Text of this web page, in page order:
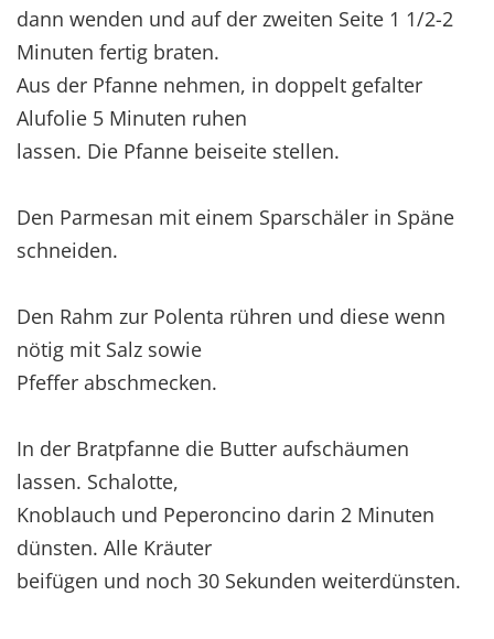
dann wenden und auf der zweiten Seite 1 1/2-2
Minuten fertig braten.
Aus der Pfanne nehmen, in doppelt gefalter
Alufolie 5 Minuten ruhen
lassen. Die Pfanne beiseite stellen.
Den Parmesan mit einem Sparschäler in Späne
schneiden.
Den Rahm zur Polenta rühren und diese wenn
nötig mit Salz sowie
Pfeffer abschmecken.
In der Bratpfanne die Butter aufschäumen
lassen. Schalotte,
Knoblauch und Peperoncino darin 2 Minuten
dünsten. Alle Kräuter
beifügen und noch 30 Sekunden weiterdünsten.